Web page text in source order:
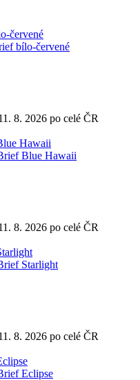
bílo-červené
8. 2026 po celé ČR
Blue Hawaii
8. 2026 po celé ČR
Starlight
8. 2026 po celé ČR
Eclipse